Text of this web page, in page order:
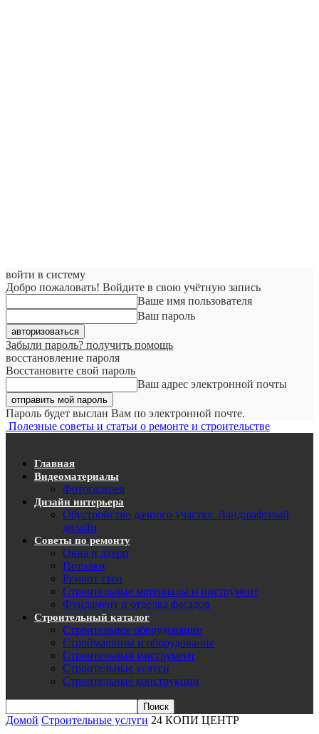
войти в систему
Добро пожаловать! Войдите в свою учётную запись
Ваше имя пользователя
Ваш пароль
Забыли пароль? получить помощь
восстановление пароля
Восстановите свой пароль
Ваш адрес электронной почты
Пароль будет выслан Вам по электронной почте.
Полезные советы и статьи о ремонте и строительстве
Главная
Видеоматериалы
Фотогалерея
Дизайн интерьера
Обустройство дачного участка. Ландшафтный
дизайн
Советы по ремонту
Окна и двери
Потолки
Ремонт стен
Строительные материалы и инструмент
Фундамент и отделка фасадов
Строительный каталог
Строительное оборудование
Строймашины и оборудование
Строительный инструмент
Строительные услуги
Строительные конструкции
Домой Строительные услуги 24 КОПИ ЦЕНТР